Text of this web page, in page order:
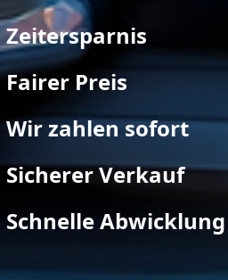
Zeitersparnis
Fairer Preis
Wir zahlen sofort
Sicherer Verkauf
Schnelle Abwicklung